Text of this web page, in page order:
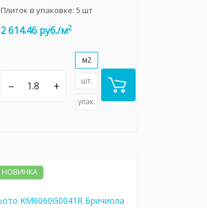
Плиток в упаковке: 5 шт
2 614.46 руб./м2
– +
м2
шт.
упак.
НОВИНКА